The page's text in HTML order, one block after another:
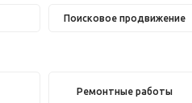
Поисковое продвижение
Ремонтные работы